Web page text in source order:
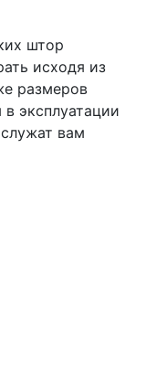
штор
исходя из
размеров
эксплуатации
вам